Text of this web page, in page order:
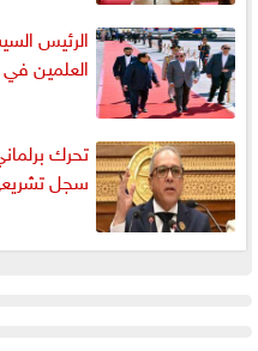
الرئيس
العلمين في
تحرك
سجل